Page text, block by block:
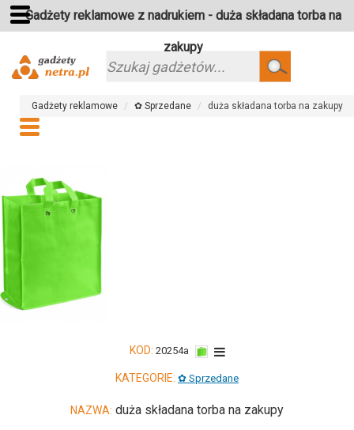
Gadżety reklamowe z nadrukiem - duża składana torba na
zakupy
Szukaj
Gadżety reklamowe ✿ Sprzedane duża składana torba na zakupy
KOD: 20254a
KATEGORIE: ✿ Sprzedane
NAZWA: duża składana torba na zakupy